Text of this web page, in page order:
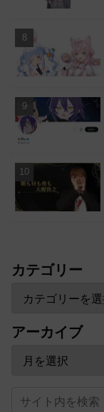
カテゴリー
アーカイブ